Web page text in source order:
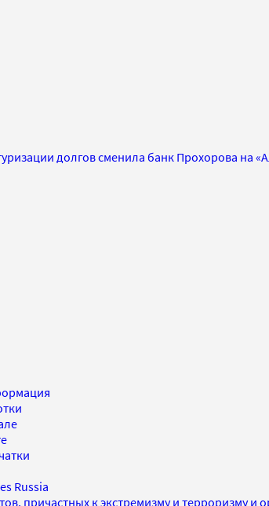
долгов сменила банк Прохорова на
Russia
причастных к экстремизму и терроризму